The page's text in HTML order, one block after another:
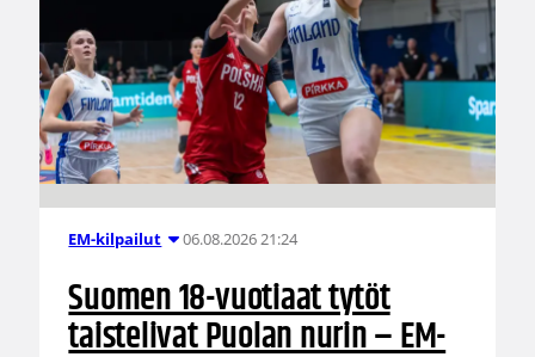
EM-kilpailut 06.08.2026 21:24
Suomen 18-vuotiaat tytöt
taistelivat Puolan nurin – EM-